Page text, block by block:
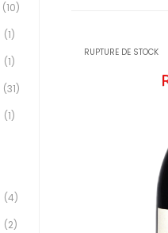
(10)
(1)
(1)
(31)
(1)
(4)
(2)
RUPTURE DE STOCK